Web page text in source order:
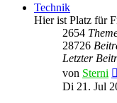
Technik
Hier ist Platz für
2654
28726
Letzter
von Sterni
Di 21. Jul